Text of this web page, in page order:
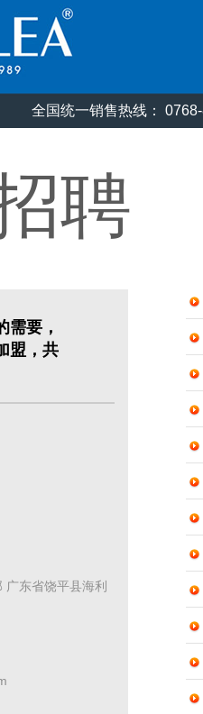
聘
需要，
盟，共
广东省饶平县海利
全国统一销售热线：